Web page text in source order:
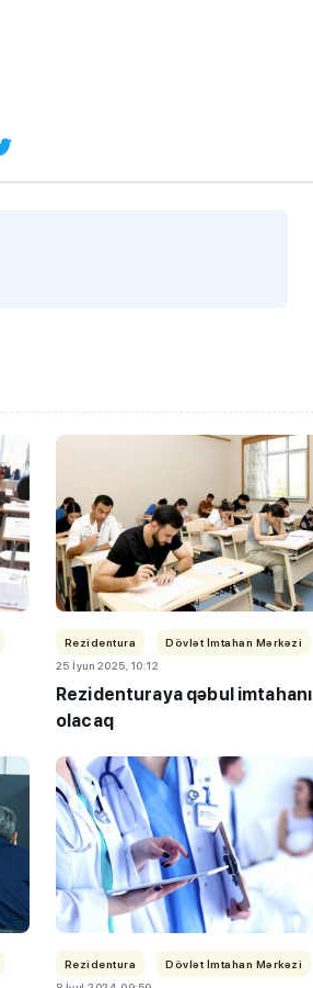
Rezidentura
Dövlət İmtahan Mərkəzi
25 İyun 2025, 10:12
Rezidenturaya qəbul imtahanı
olacaq
Rezidentura
Dövlət İmtahan Mərkəzi